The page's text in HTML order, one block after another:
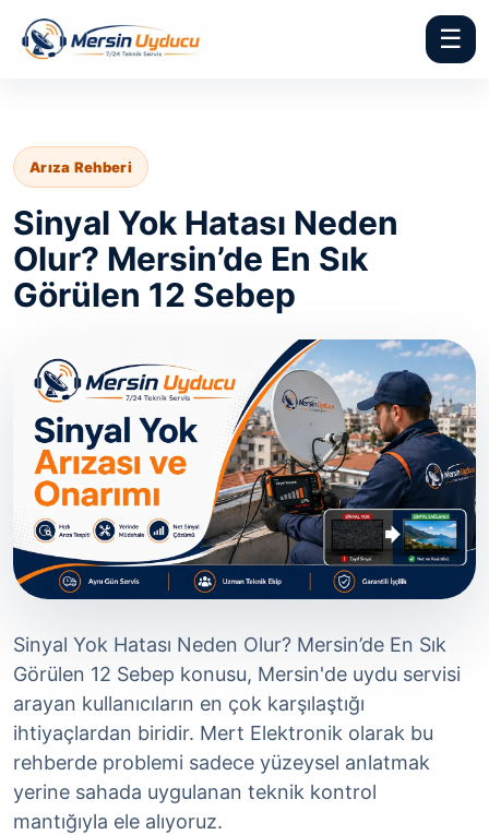
☰
Arıza Rehberi
Sinyal Yok Hatası Neden
Olur? Mersin’de En Sık
Görülen 12 Sebep
Sinyal Yok Hatası Neden Olur? Mersin’de En Sık
Görülen 12 Sebep konusu, Mersin'de uydu servisi
arayan kullanıcıların en çok karşılaştığı
ihtiyaçlardan biridir. Mert Elektronik olarak bu
rehberde problemi sadece yüzeysel anlatmak
yerine sahada uygulanan teknik kontrol
mantığıyla ele alıyoruz.